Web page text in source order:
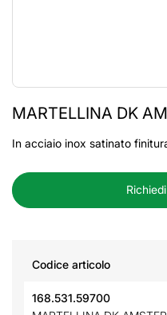
MARTELLINA DK
In acciaio inox satinato
Codice articolo
168.531.59700